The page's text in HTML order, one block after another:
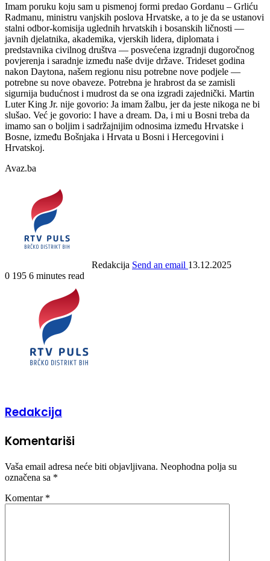
Imam poruku koju sam u pismenoj formi predao Gordanu – Grliću
Radmanu, ministru vanjskih poslova Hrvatske, a to je da se ustanovi
stalni odbor-komisija uglednih hrvatskih i bosanskih ličnosti —
javnih djelatnika, akademika, vjerskih lidera, diplomata i
predstavnika civilnog društva — posvećena izgradnji dugoročnog
povjerenja i saradnje između naše dvije države. Trideset godina
nakon Daytona, našem regionu nisu potrebne nove podjele —
potrebne su nove obaveze. Potrebna je hrabrost da se zamisli
sigurnija budućnost i mudrost da se ona izgradi zajednički. Martin
Luter King Jr. nije govorio: Ja imam žalbu, jer da jeste nikoga ne bi
slušao. Već je govorio: I have a dream. Da, i mi u Bosni treba da
imamo san o boljim i sadržajnijim odnosima između Hrvatske i
Bosne, između Bošnjaka i Hrvata u Bosni i Hercegovini i
Hrvatskoj.
Avaz.ba
Redakcija Send an email 13.12.2025
0 195 6 minutes read
Redakcija
Komentariši
Vaša email adresa neće biti objavljivana. Neophodna polja su
označena sa *
Komentar *